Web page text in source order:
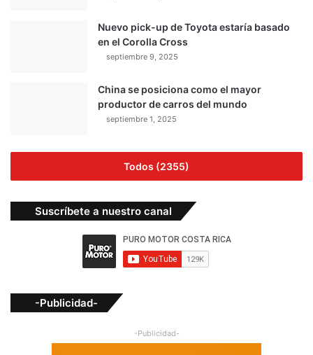
Nuevo pick-up de Toyota estaría basado
en el Corolla Cross
septiembre 9, 2025
China se posiciona como el mayor
productor de carros del mundo
septiembre 1, 2025
Todos (2355)
Suscríbete a nuestro canal
-Publicidad-
-Publicidad-